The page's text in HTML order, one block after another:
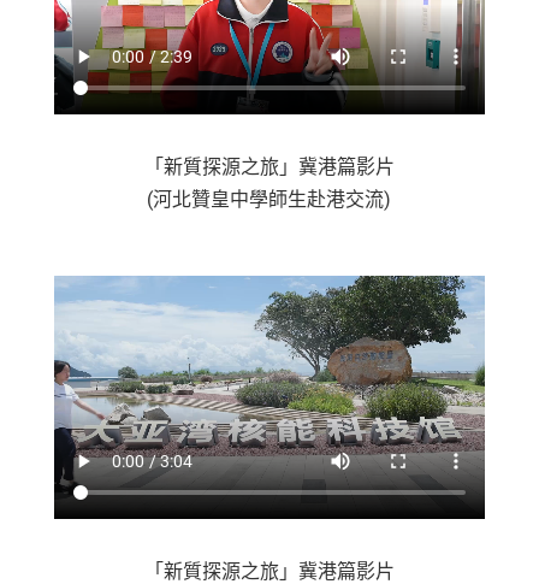
「新質探源之旅」冀港篇影片
(河北贊皇中學師生赴港交流)
「新質探源之旅」冀港篇影片